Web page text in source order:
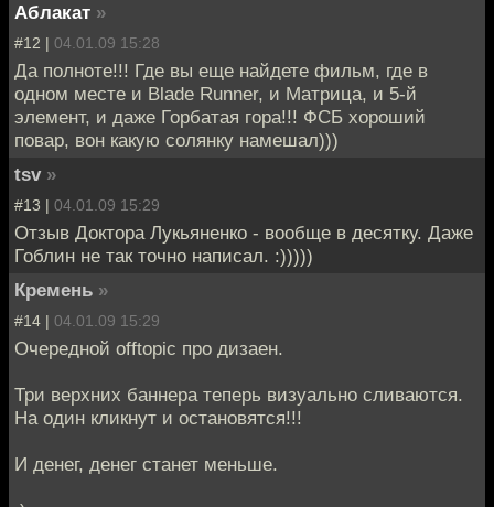
Аблакат »
#12 | 04.01.09 15:28
Да полноте!!! Где вы еще найдете фильм, где в
одном месте и Blade Runner, и Матрица, и 5-й
элемент, и даже Горбатая гора!!! ФСБ хороший
повар, вон какую солянку намешал)))
tsv »
#13 | 04.01.09 15:29
Отзыв Доктора Лукьяненко - вообще в десятку. Даже
Гоблин не так точно написал. :)))))
Кремень »
#14 | 04.01.09 15:29
Очередной offtopic про дизаен.
Три верхних баннера теперь визуально сливаются.
На один кликнут и остановятся!!!
И денег, денег станет меньше.